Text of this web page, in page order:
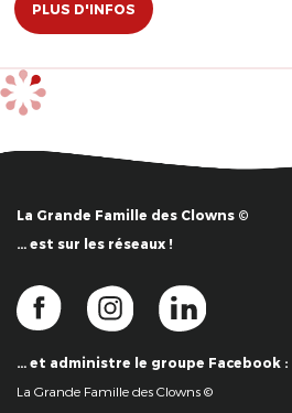
PLUS D'INFOS
La Grande Famille des Clowns ©
… est sur les réseaux !
… et administre le groupe Facebook :
La Grande Famille des Clowns ©